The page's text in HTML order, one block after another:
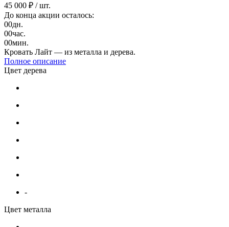
45 000 ₽ / шт.
До конца акции осталось:
00дн.
00час.
00мин.
Кровать Лайт — из металла и дерева.
Полное описание
Цвет дерева
-
Цвет металла